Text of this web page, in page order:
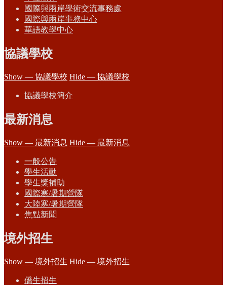
國際與兩岸學術交流事務處
國際與兩岸事務中心
華語教學中心
協議學校
Show — 協議學校 Hide — 協議學校
協議學校簡介
最新消息
Show — 最新消息 Hide — 最新消息
一般公告
學生活動
學生獎補助
國際寒/暑期營隊
大陸寒/暑期營隊
焦點新聞
境外招生
Show — 境外招生 Hide — 境外招生
僑生招生